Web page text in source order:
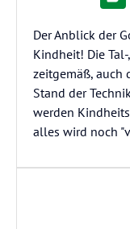
Der Anblick der
Kindheit! Die
zeitgemäß, auch
Stand der
werden
alles wird noch